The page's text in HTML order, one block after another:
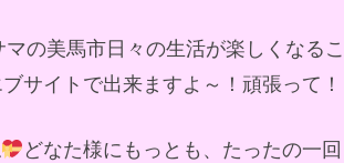
マの美馬市日々の生活が楽しくなる
サイトで出来ますよ～！頑張って
どなた様にもっとも、たったの一